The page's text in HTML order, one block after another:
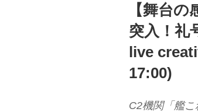
【舞台
突入！礼
live
17:00)
C2機関「艦